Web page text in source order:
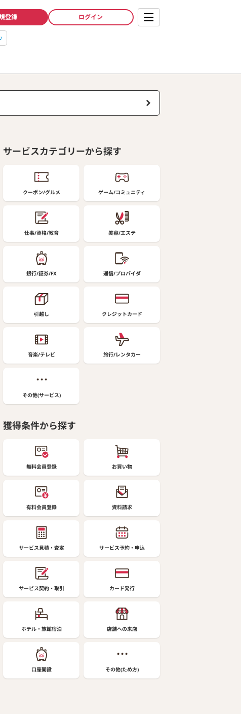
登録 ログイン
サービスカテゴリーから探す
クーポン/グルメ ゲーム/コミュニティ
仕事/資格/教育 美容/エステ
銀行/証券/FX 通信/プロバイダ
引越し クレジットカード
音楽/テレビ 旅行/レンタカー
その他(サービス)
獲得条件から探す
無料会員登録 お買い物
有料会員登録 資料請求
サービス見積・査定 サービス予約・申込
サービス契約・取引 カード発行
ホテル・旅館宿泊 店舗への来店
口座開設 その他(ため方)